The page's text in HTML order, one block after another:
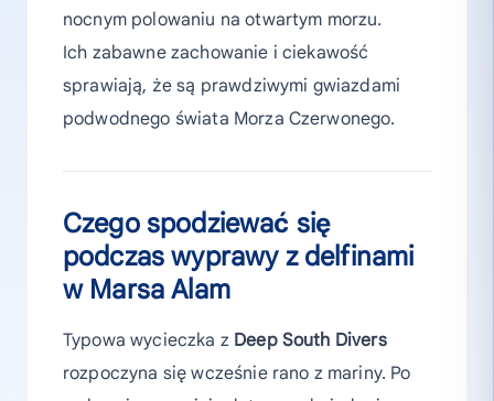
nocnym polowaniu na otwartym morzu.
Ich zabawne zachowanie i ciekawość
sprawiają, że są prawdziwymi gwiazdami
podwodnego świata Morza Czerwonego.
Czego spodziewać się
podczas wyprawy z delfinami
w Marsa Alam
Typowa wycieczka z Deep South Divers
rozpoczyna się wcześnie rano z mariny. Po